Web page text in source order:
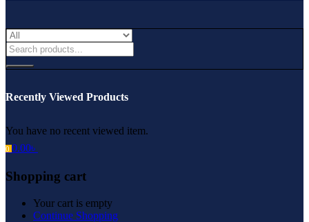
Recently Viewed Products
You have no recent viewed item.
0 0.00৳
Shopping cart
Your cart is empty
Continue Shopping